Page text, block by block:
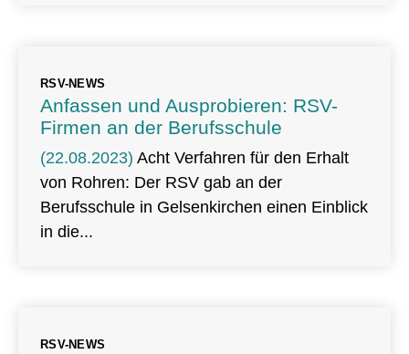
RSV-NEWS
Anfassen und Ausprobieren: RSV-
Firmen an der Berufsschule
(22.08.2023) Acht Verfahren für den Erhalt
von Rohren: Der RSV gab an der
Berufsschule in Gelsenkirchen einen Einblick
in die
RSV-NEWS